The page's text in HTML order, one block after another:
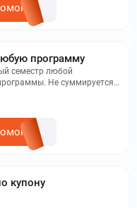
программу
семестр любой
Не суммируется с
купону